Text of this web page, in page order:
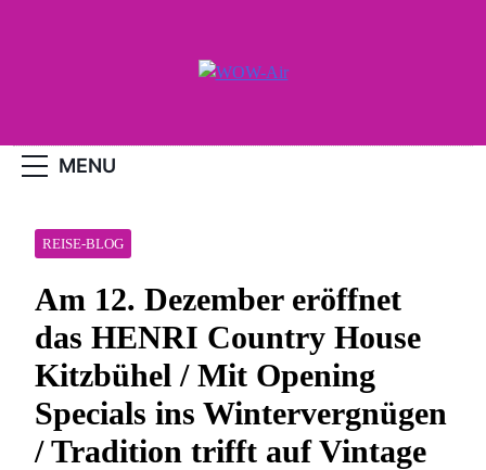
MENU
REISE-BLOG
Am 12. Dezember eröffnet
das HENRI Country House
Kitzbühel / Mit Opening
Specials ins Wintervergnügen
/ Tradition trifft auf Vintage